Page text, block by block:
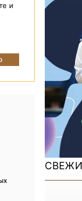
Рудник 2025
MiningWorld Russia
Уголь России и
Рудник 2024 | Обзор
В помощь шахтёру
Уголь России и
Mining World Russia
и